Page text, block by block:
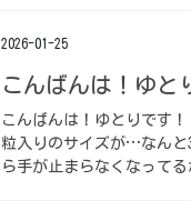
2026-01-25
こんばんは！ゆと
こんばんは！ゆとりです
粒入りのサイズが…なんと
ら手が止まらなくなって